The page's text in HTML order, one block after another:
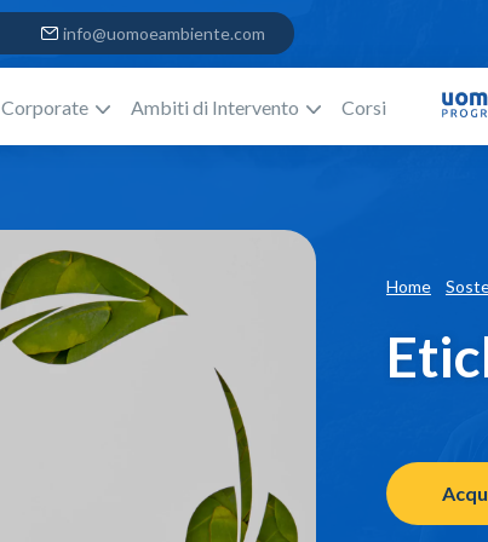
info@uomoeambiente.com
Corporate Ambiti di Intervento Corsi
Home